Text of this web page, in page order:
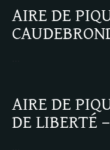
AIRE DE
AIRE DE
DE LIBERTÉ